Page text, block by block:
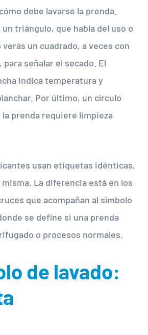
debe lavarse la prenda.
triángulo, que habla del uso o
un cuadrado, a veces con
señalar el secado. El
indica temperatura y
Por último, un círculo
prenda requiere limpieza
usan etiquetas idénticas,
misma. La diferencia está en los
que acompañan al símbolo
se define si una prenda
o procesos normales.
de lavado: